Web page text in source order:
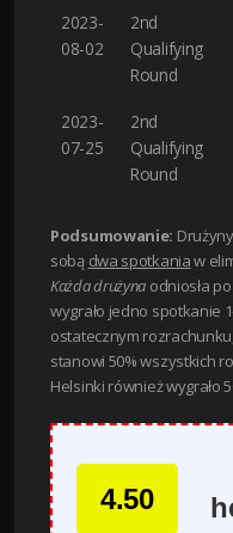
2023-
08-02
2nd
Qualifying
Round
2023-
07-25
2nd
Qualifying
Round
Podsumowanie:
sobą dwa spotkaniaw
Każda drużyna odniosła
wygrało jedno spotkanie
ostatecznym
stanowi 50% wszystkich
Helsinki również wygrało
4.50